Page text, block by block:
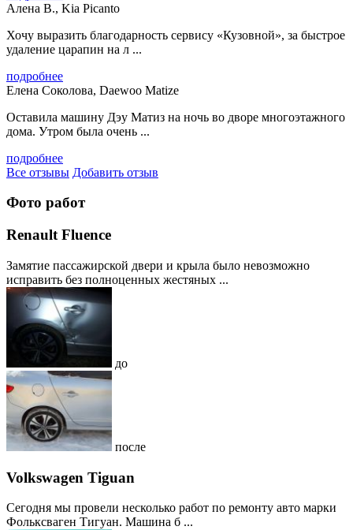
Алена В., Kia Picanto
Хочу выразить благодарность сервису «Кузовной», за быстрое
удаление царапин на л ...
подробнее
Елена Соколова, Daewoo Matize
Оставила машину Дэу Матиз на ночь во дворе многоэтажного
дома. Утром была очень ...
подробнее
Все отзывы Добавить отзыв
Фото работ
Renault Fluence
Замятие пассажирской двери и крыла было невозможно
исправить без полноценных жестяных ...
до
после
Volkswagen Tiguan
Сегодня мы провели несколько работ по ремонту авто марки
Фольксваген Тигуан. Машина б ...